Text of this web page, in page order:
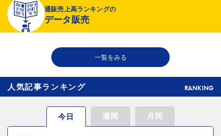
千趣会が新インナーブランド開発、締め付け感のない着心地へ
2026年07月29日 15:14
LINEヤフーがコンソーシアムを発足、中小企業のLINE活用促進で
通販売上高ランキングの
データ販売
一覧をみる
人気記事ランキング RANKING
今日 週間 月間